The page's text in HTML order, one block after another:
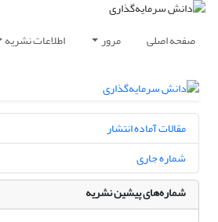
صفحه اصلی مرور اطلاعات نشریه
مقالات آماده انتشار
شماره جاری
شماره‌های پیشین نشریه